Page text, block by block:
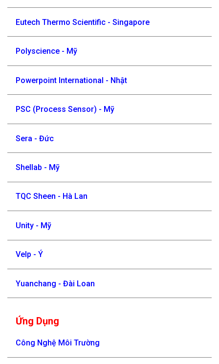
Eutech Thermo Scientific - Singapore
Polyscience - Mỹ
Powerpoint International - Nhật
PSC (Process Sensor) - Mỹ
Sera - Đức
Shellab - Mỹ
TQC Sheen - Hà Lan
Unity - Mỹ
Velp - Ý
Yuanchang - Đài Loan
Ứng Dụng
Công Nghệ Môi Trường